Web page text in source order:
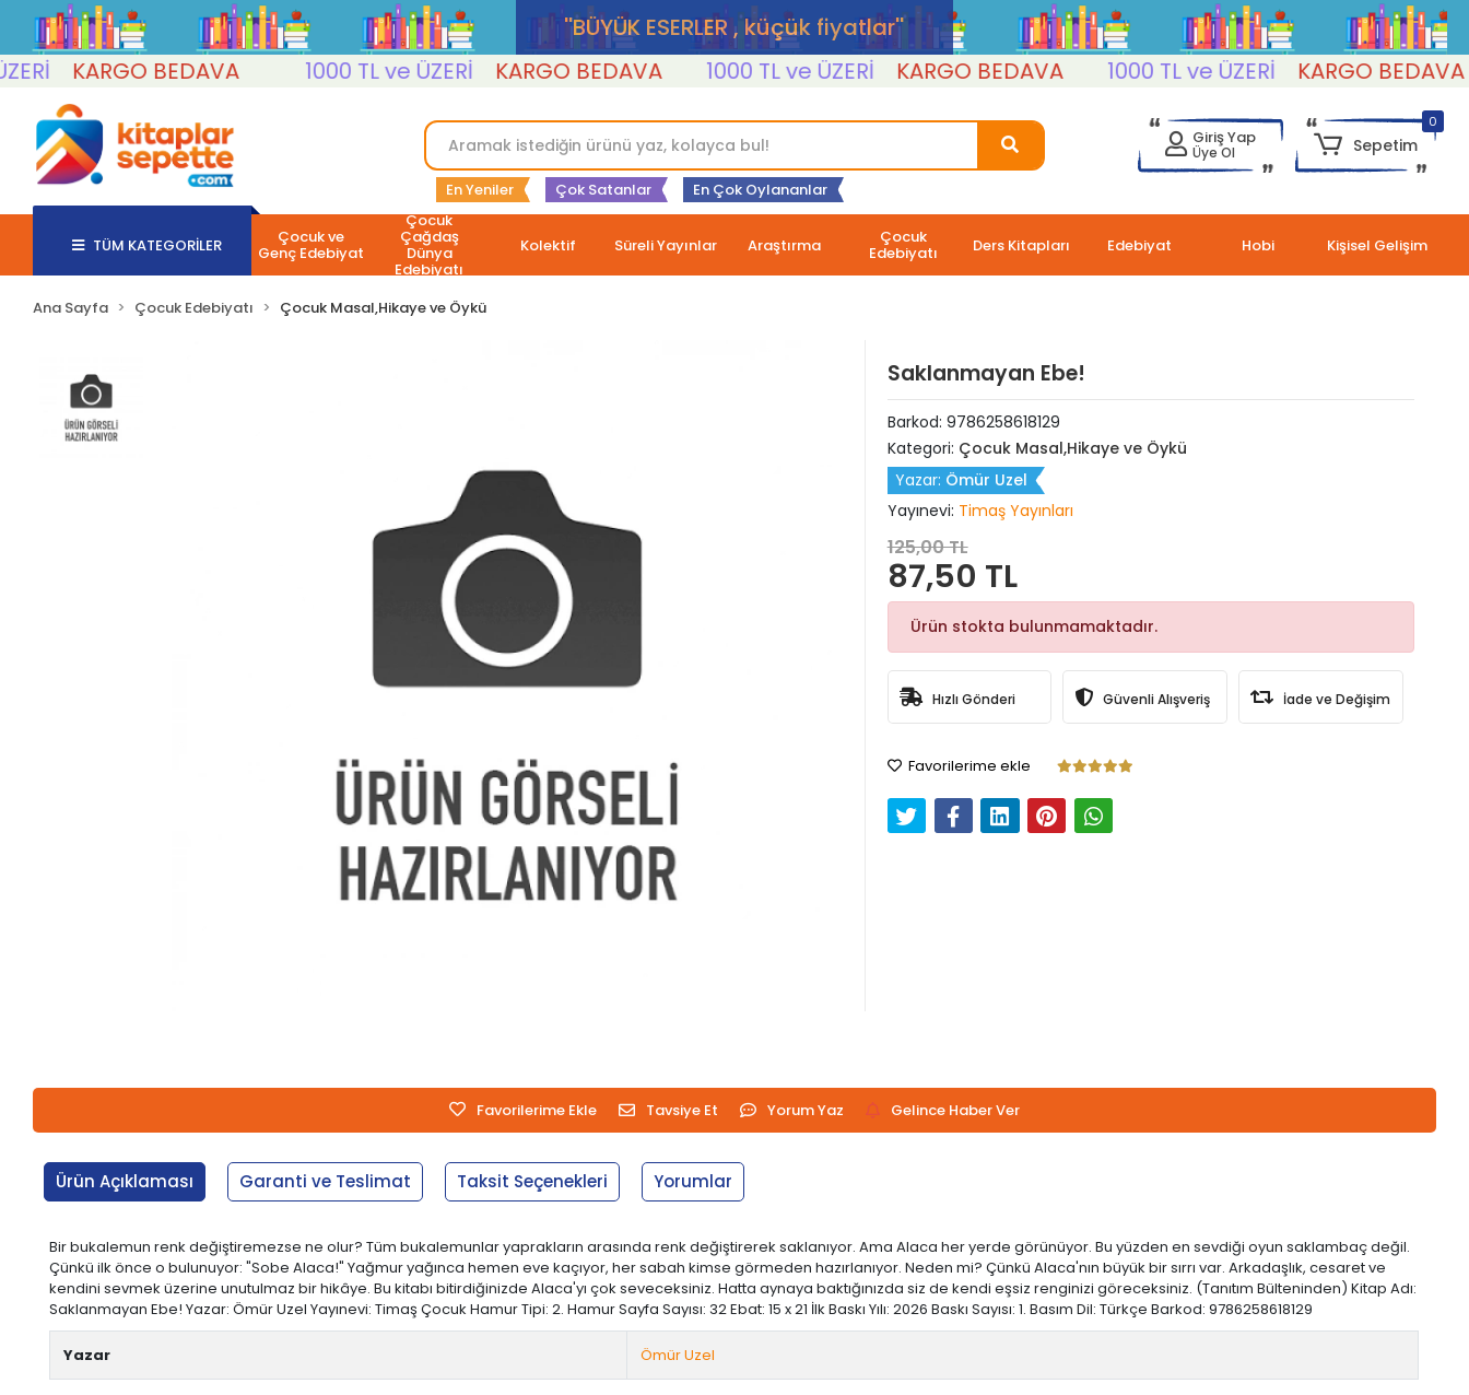
''BÜYÜK ESERLER , küçük fiyatlar''
KARGO BEDAVA 1000 TL ve ÜZERİ KARGO BEDAVA 1000 TL ve ÜZERİ KARGO BEDAVA 1000 TL ve ÜZERİ KARGO BEDAVA
En Yeniler Çok Satanlar En Çok Oylananlar
Giriş Yap
Üye Ol
0
Sepetim
TÜM KATEGORİLER Çocuk ve
Genç Edebiyat
Çocuk
Çağdaş
Dünya
Edebiyatı
Kolektif Süreli Yayınlar Araştırma Çocuk
Edebiyatı Ders Kitapları Edebiyat Hobi Kişisel Gelişim
Ana Sayfa Çocuk Edebiyatı Çocuk Masal,Hikaye ve Öykü
Saklanmayan Ebe!
Barkod: 9786258618129
Kategori: Çocuk Masal,Hikaye ve Öykü
Yazar: Ömür Uzel
Yayınevi: Timaş Yayınları
125,00 TL
87,50 TL
Ürün stokta bulunmamaktadır.
Hızlı Gönderi Güvenli Alışveriş İade ve Değişim
Favorilerime ekle
Favorilerime Ekle Tavsiye Et Yorum Yaz Gelince Haber Ver
Ürün Açıklaması Garanti ve Teslimat Taksit Seçenekleri Yorumlar
Bir bukalemun renk değiştiremezse ne olur? Tüm bukalemunlar yaprakların arasında renk değiştirerek saklanıyor. Ama Alaca her yerde görünüyor. Bu yüzden en sevdiği oyun saklambaç değil.
Çünkü ilk önce o bulunuyor: "Sobe Alaca!" Yağmur yağınca hemen eve kaçıyor, her sabah kimse görmeden hazırlanıyor. Neden mi? Çünkü Alaca'nın büyük bir sırrı var. Arkadaşlık, cesaret ve
kendini sevmek üzerine unutulmaz bir hikâye. Bu kitabı bitirdiğinizde Alaca'yı çok seveceksiniz. Hatta aynaya baktığınızda siz de kendi eşsiz renginizi göreceksiniz. (Tanıtım Bülteninden) Kitap Adı:
Saklanmayan Ebe! Yazar: Ömür Uzel Yayınevi: Timaş Çocuk Hamur Tipi: 2. Hamur Sayfa Sayısı: 32 Ebat: 15 x 21 İlk Baskı Yılı: 2026 Baskı Sayısı: 1. Basım Dil: Türkçe Barkod: 9786258618129
Yazar Ömür Uzel